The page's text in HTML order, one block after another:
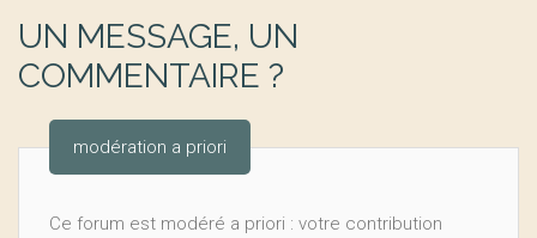
UN MESSAGE, UN
COMMENTAIRE ?
modération a priori
Ce forum est modéré a priori : votre contribution